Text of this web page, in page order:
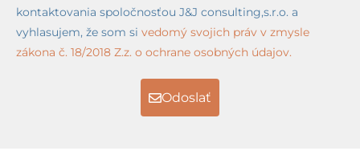
kontaktovania spoločnosťou J&J consulting,s.r.o. a
vyhlasujem, že som si vedomý svojich práv v zmysle
zákona č. 18/2018 Z.z. o ochrane osobných údajov.
Odoslať